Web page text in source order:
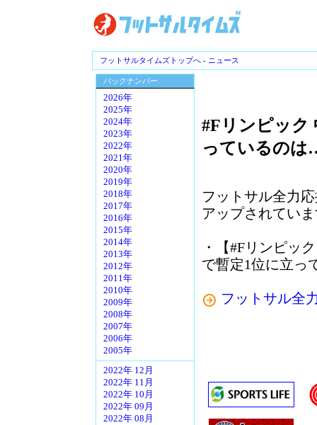
フットサルタイムズトップへ - ニュース
バックナンバー
2026年
2025年
2024年
2023年
2022年
2021年
2020年
2019年
2018年
2017年
2016年
2015年
2014年
2013年
2012年
2011年
2010年
2009年
2008年
2007年
2006年
2005年
2022年 12月
2022年 11月
2022年 10月
2022年 09月
2022年 08月
#Fリンピック
っているの
フットサル全力
アップされてい
・【#Fリンピッ
で暫定1位に立
フットサル全